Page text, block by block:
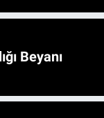
Beyanı